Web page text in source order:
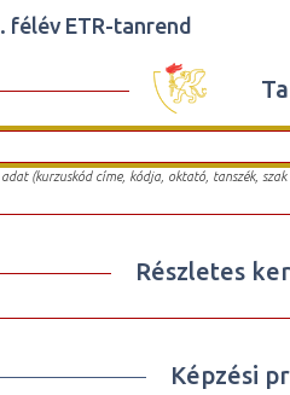
félév ETR-tanrend
(kurzuskód címe, kódja, oktató, tanszék,
Részletes
Képzési